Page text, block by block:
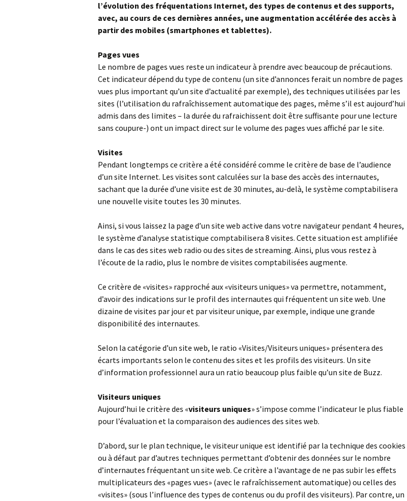
l’évolution des fréquentations Internet, des types de contenus et des supports,
avec, au cours de ces dernières années, une augmentation accélérée des accès à
partir des mobiles (smartphones et tablettes).
Pages vues
Le nombre de pages vues reste un indicateur à prendre avec beaucoup de précautions.
Cet indicateur dépend du type de contenu (un site d’annonces ferait un nombre de pages
vues plus important qu’un site d’actualité par exemple), des techniques utilisées par les
sites (l’utilisation du rafraîchissement automatique des pages, même s’il est aujourd’hui
admis dans des limites – la durée du rafraichissent doit être suffisante pour une lecture
sans coupure-) ont un impact direct sur le volume des pages vues affiché par le site.
Visites
Pendant longtemps ce critère a été considéré comme le critère de base de l’audience
d’un site Internet. Les visites sont calculées sur la base des accès des internautes,
sachant que la durée d’une visite est de 30 minutes, au-delà, le système comptabilisera
une nouvelle visite toutes les 30 minutes.
Ainsi, si vous laissez la page d’un site web active dans votre navigateur pendant 4 heures,
le système d’analyse statistique comptabilisera 8 visites. Cette situation est amplifiée
dans le cas des sites web radio ou des sites de streaming. Ainsi, plus vous restez à
l’écoute de la radio, plus le nombre de visites comptabilisées augmente.
Ce critère de «visites» rapproché aux «visiteurs uniques» va permettre, notamment,
d’avoir des indications sur le profil des internautes qui fréquentent un site web. Une
dizaine de visites par jour et par visiteur unique, par exemple, indique une grande
disponibilité des internautes.
Selon la catégorie d’un site web, le ratio «Visites/Visiteurs uniques» présentera des
écarts importants selon le contenu des sites et les profils des visiteurs. Un site
d’information professionnel aura un ratio beaucoup plus faible qu’un site de Buzz.
Visiteurs uniques
Aujourd’hui le critère des «visiteurs uniques» s’impose comme l’indicateur le plus fiable
pour l’évaluation et la comparaison des audiences des sites web.
D’abord, sur le plan technique, le visiteur unique est identifié par la technique des cookies
ou à défaut par d’autres techniques permettant d’obtenir des données sur le nombre
d’internautes fréquentant un site web. Ce critère a l’avantage de ne pas subir les effets
multiplicateurs des «pages vues» (avec le rafraîchissement automatique) ou celles des
«visites» (sous l’influence des types de contenus ou du profil des visiteurs). Par contre, un